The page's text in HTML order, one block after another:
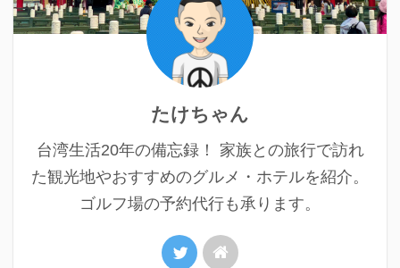
たけちゃん
台湾生活20年の備忘録！ 家族との旅行で訪れ
た観光地やおすすめのグルメ・ホテルを紹介。
ゴルフ場の予約代行も承ります。